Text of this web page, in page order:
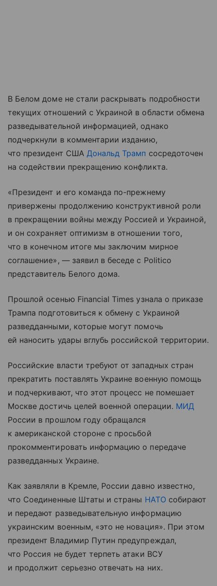
В Белом доме не стали раскрывать подробности
текущих отношений с Украиной в области обмена
разведывательной информацией, однако
подчеркнули в комментарии изданию,
что президент США Дональд Трамп сосредоточен
на содействии прекращению конфликта.
«Президент и его команда по-прежнему
привержены продолжению конструктивной роли
в прекращении войны между Россией и Украиной,
и он сохраняет оптимизм в отношении того,
что в конечном итоге мы заключим мирное
соглашение», — заявил в беседе с Politico
представитель Белого дома.
Прошлой осенью Financial Times узнала о приказе
Трампа подготовиться к обмену с Украиной
разведданными, которые могут помочь
ей наносить удары вглубь российской территории.
Российские власти требуют от западных стран
прекратить поставлять Украине военную помощь
и подчеркивают, что этот процесс не помешает
Москве достичь целей военной операции. МИД
России в прошлом году обращался
к американской стороне с просьбой
прокомментировать информацию о передаче
разведданных Украине.
Как заявляли в Кремле, России давно известно,
что Соединенные Штаты и страны НАТО собирают
и передают разведывательную информацию
украинским военным, «это не новация». При этом
президент Владимир Путин предупреждал,
что Россия не будет терпеть атаки ВСУ
и продолжит серьезно отвечать на них.